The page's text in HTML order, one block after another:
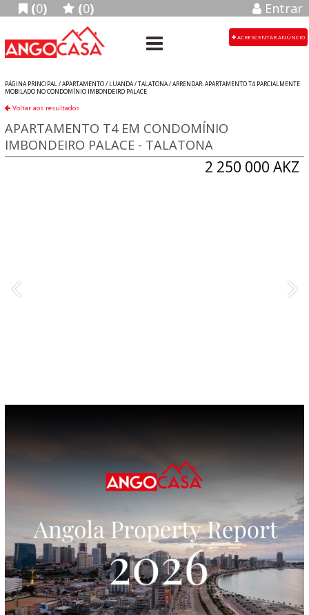
(0) (0) Entrar
ACRESCENTAR ANÚNCIO
PÁGINA PRINCIPAL /APARTAMENTO/ LUANDA/TALATONA/ARRENDAR: APARTAMENTO T4 PARCIALMENTE
MOBILADO NO CONDOMÍNIO IMBONDEIRO PALACE
Voltar aos resultados
2 250 000 AKZ
APARTAMENTO T4 EM CONDOMÍNIO
IMBONDEIRO PALACE - TALATONA